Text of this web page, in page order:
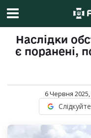
Наслідки
є поранені,
6 Червня 2025,